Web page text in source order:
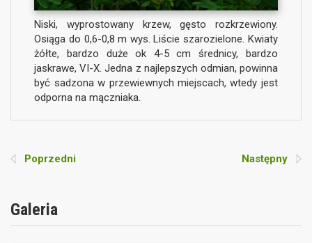
Niski, wyprostowany krzew, gęsto rozkrzewiony.
Osiąga do 0,6-0,8 m wys. Liście szarozielone. Kwiaty
żółte, bardzo duże ok 4-5 cm średnicy, bardzo
jaskrawe, VI-X. Jedna z najlepszych odmian, powinna
być sadzona w przewiewnych miejscach, wtedy jest
odporna na mączniaka.
Poprzedni Następny
Galeria